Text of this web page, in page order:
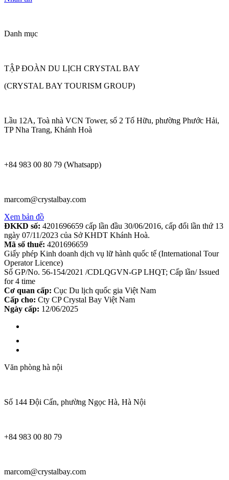
Danh mục
TẬP ĐOÀN DU LỊCH CRYSTAL BAY
(CRYSTAL BAY TOURISM GROUP)
Lầu 12A, Toà nhà VCN Tower, số 2 Tố Hữu, phường Phước Hải,
TP Nha Trang, Khánh Hoà
+84 983 00 80 79 (Whatsapp)
marcom@crystalbay.com
Xem bản đồ
ĐKKD số: 4201696659 cấp lần đầu 30/06/2016, cấp đổi lần thứ 13
ngày 07/11/2023 của Sở KHDT Khánh Hoà.
Mã số thuế: 4201696659
Giấy phép Kinh doanh dịch vụ lữ hành quốc tế (International Tour
Operator Licence)
Số GP/No. 56-154/2021 /CDLQGVN-GP LHQT; Cấp lần/ Issued
for 4 time
Cơ quan cấp: Cục Du lịch quốc gia Việt Nam
Cấp cho: Cty CP Crystal Bay Việt Nam
Ngày cấp: 12/06/2025
Văn phòng hà nội
Số 144 Đội Cấn, phường Ngọc Hà, Hà Nội
+84 983 00 80 79
marcom@crystalbay.com